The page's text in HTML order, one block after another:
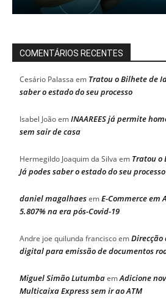
COMENTÁRIOS RECENTES
Cesário Palassa em Tratou o Bilhete de
saber o estado do seu processo
Isabel JoãoemINAAREES já permite
sem sair de casa
Hermegildo Joaquim da Silva em Tratou o
Já podes saber o estado do seu processo
daniel magalhaesemE-Commerce em
5.807% na era pós-Covid-19
Andre joe quilunda franciscoem
digital para emissão de documentos
Miguel Simão LutumbaemAdicione
Multicaixa Express sem ir ao ATM